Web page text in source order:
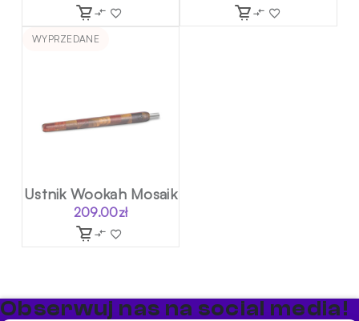
WYPRZEDANE
Ustnik Wookah Mosaik
209.00zł
Obserwuj nas na social media!